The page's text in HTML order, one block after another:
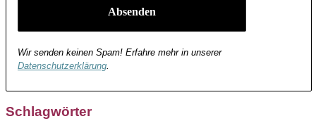
Wir senden keinen Spam! Erfahre mehr in unserer
Datenschutzerklärung
Schlagwörter